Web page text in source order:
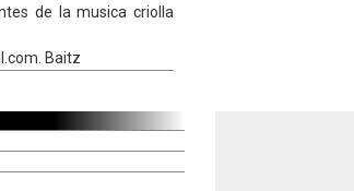
de la musica criolla
Baitz